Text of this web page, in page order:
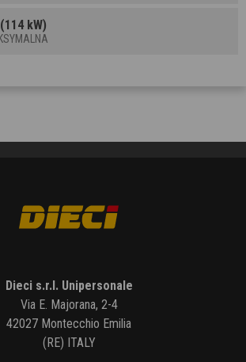
kW)
Dieci s.r.l. Unipersonale
Via E. Majorana, 2-4
42027 Montecchio Emilia
(RE) ITALY